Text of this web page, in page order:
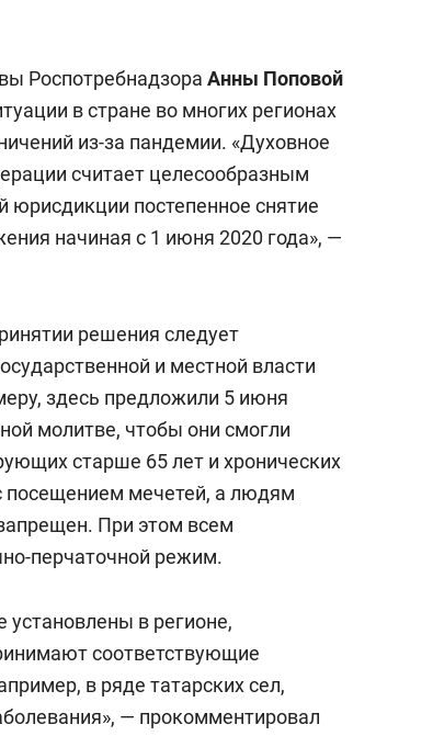
Роспотребнадзора Анны Поповой
в стране во многих регионах
из-за пандемии. «Духовное
считает целесообразным
юрисдикции постепенное снятие
начиная с 1 июня 2020 года», —
решения следует
и местной власти
здесь предложили 5 июня
молитве, чтобы они смогли
старше 65 лет и хронических
посещением мечетей, а людям
При этом всем
перчаточной режим.
установлены в регионе,
соответствующие
в ряде татарских сел,
— прокомментировал